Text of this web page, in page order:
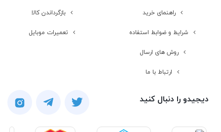
راهنمای خرید
شرایط و ضوابط استفاده
روش های ارسال
ارتباط با ما
بازگرداندن کالا
تعمیرات موبایل
دیجیدو را دنبال کنید